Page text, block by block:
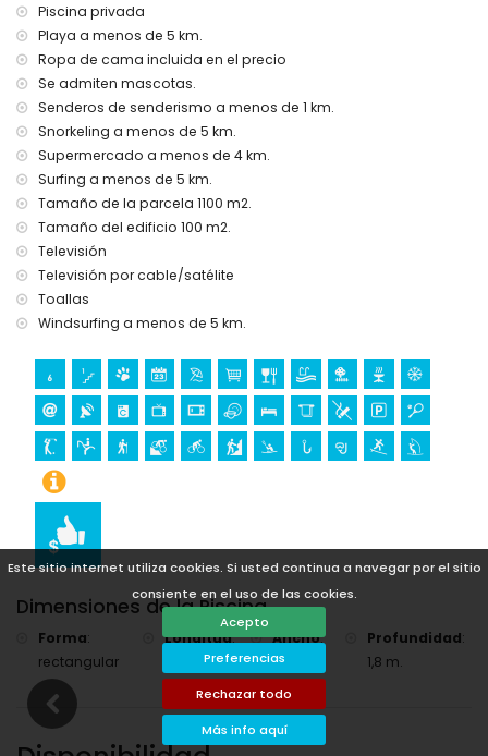
Este sitio internet utiliza cookies. Si usted continua a navegar por el sitio
consiente en el uso de las cookies.
Acepto
Preferencias
Rechazar todo
Más info aquí
la Luz
iglesia, ruinas, monumentos, edificios arquitectónicos y
lugares históricos (a menos de 5 kilómetros del
museo y castillo (a menos de 10 kilómetros del
alojamiento)
Deportes
senderismo, ciclismo de montaña y ciclismo (a menos de
1000 metros de la villa)
tenis, golf, equitación, pesca, buceo de superficie, surf y
windsurf (a menos de 5 kilómetros de la villa)
kayak y buceo (a menos de 10 kilómetros de la villa)
escalada (a menos de 25 kilómetros de la villa)
Piscina privada
Playa a menos de 5 km.
Ropa de cama incluida en el precio
Se admiten mascotas.
Senderos de senderismo a menos de 1 km.
Snorkeling a menos de 5 km.
Supermercado a menos de 4 km.
Surfing a menos de 5 km.
Tamaño de la parcela 1100 m2.
Tamaño del edificio 100 m2.
Televisión
Televisión por cable/satélite
Toallas
Windsurfing a menos de 5 km.
Dimensiones de la Piscina
Forma:
rectangular
Longitud:
Ancho:
3,5 m.
Profundidad:
1,8 m.